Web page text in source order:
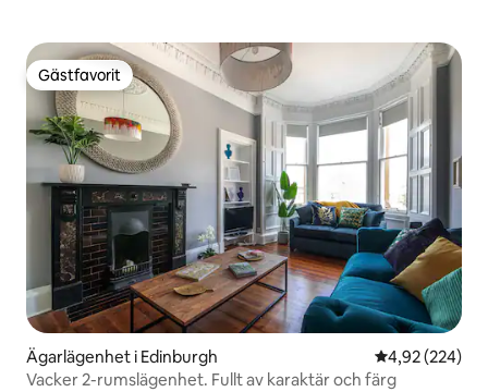
Gästfavorit
Gästfavorit
Ägarlägenhet i Edinburgh 4,92 av 5 i
4,92 (224)
Vacker 2-rumslägenhet. Fullt av karaktär och färg